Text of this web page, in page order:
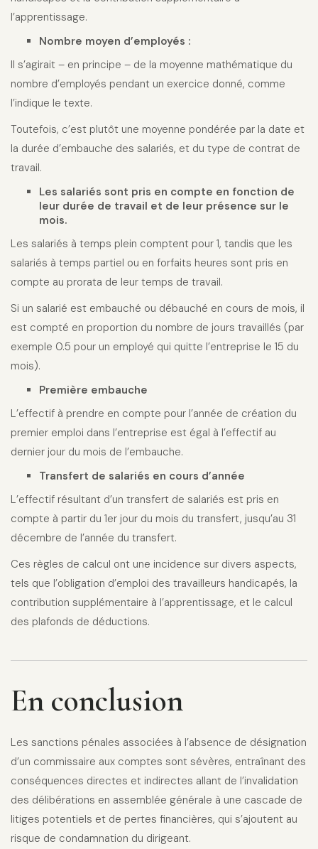
l’apprentissage.
Nombre moyen d’employés :
Il s’agirait – en principe – de la moyenne mathématique du
nombre d’employés pendant un exercice donné, comme
l’indique le texte.
Toutefois, c’est plutôt une moyenne pondérée par la date et
la durée d’embauche des salariés, et du type de contrat de
travail.
Les salariés sont pris en compte en fonction de
leur durée de travail et de leur présence sur le
mois.
Les salariés à temps plein comptent pour 1, tandis que les
salariés à temps partiel ou en forfaits heures sont pris en
compte au prorata de leur temps de travail.
Si un salarié est embauché ou débauché en cours de mois, il
est compté en proportion du nombre de jours travaillés (par
exemple 0.5 pour un employé qui quitte l’entreprise le 15 du
mois).
Première embauche
L’effectif à prendre en compte pour l’année de création du
premier emploi dans l’entreprise est égal à l’effectif au
dernier jour du mois de l’embauche.
Transfert de salariés en cours d’année
L’effectif résultant d’un transfert de salariés est pris en
compte à partir du 1er jour du mois du transfert, jusqu’au 31
décembre de l’année du transfert.
Ces règles de calcul ont une incidence sur divers aspects,
tels que l’obligation d’emploi des travailleurs handicapés, la
contribution supplémentaire à l’apprentissage, et le calcul
des plafonds de déductions.
En conclusion
Les sanctions pénales associées à l’absence de désignation
d’un commissaire aux comptes sont sévères, entraînant des
conséquences directes et indirectes allant de l’invalidation
des délibérations en assemblée générale à une cascade de
litiges potentiels et de pertes financières, qui s’ajoutent au
risque de condamnation du dirigeant.